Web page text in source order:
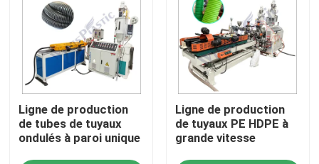
Machine d'extrudeuse de tuyau de PVC
Chaîne de production de tuyau de PPR
Machine d'extrudeuse de tuyau de PE
Ligne de production
de tubes de tuyaux
ondulés à paroi unique
Ligne de production
de tuyaux PE HDPE à
grande vitesse